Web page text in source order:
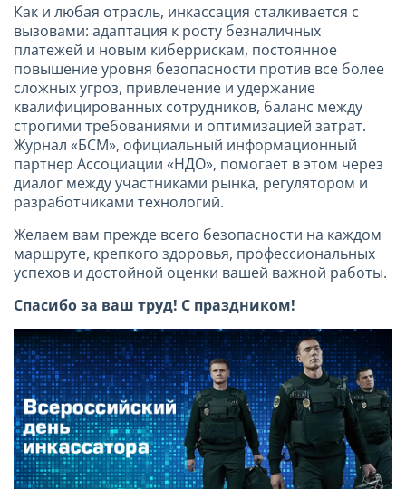
Как и любая отрасль, инкассация сталкивается с
вызовами: адаптация к росту безналичных
платежей и новым киберрискам, постоянное
повышение уровня безопасности против все более
сложных угроз, привлечение и удержание
квалифицированных сотрудников, баланс между
строгими требованиями и оптимизацией затрат.
Журнал «БСМ», официальный информационный
партнер Ассоциации «НДО», помогает в этом через
диалог между участниками рынка, регулятором и
разработчиками технологий.
Желаем вам прежде всего безопасности на каждом
маршруте, крепкого здоровья, профессиональных
успехов и достойной оценки вашей важной работы.
Спасибо за ваш труд! С праздником!